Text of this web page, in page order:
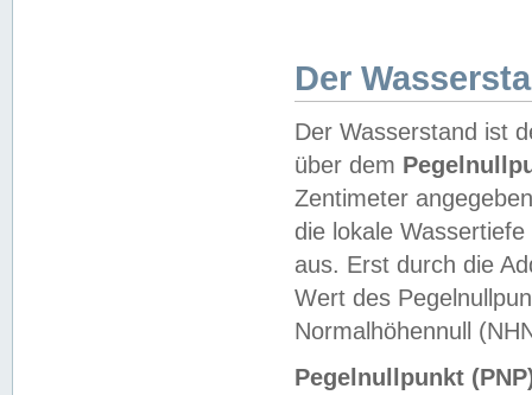
Der
Der Wasserstand ist
über dem
Zentimeter
die lokale
aus. Erst durch die
Wert des
Normalhöhennull
Pegelnullpunkt